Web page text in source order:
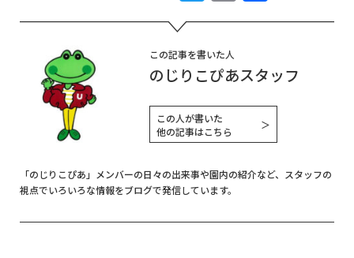
有
この記事を書いた人
のじりこぴあスタッフ
この人が書いた
他の記事はこちら
＞
「のじりこぴあ」メンバーの日々の出来事や園内の紹介など、スタッフの
視点でいろいろな情報をブログで発信しています。